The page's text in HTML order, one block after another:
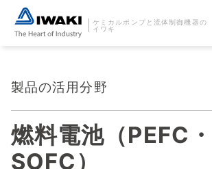
ケミカルポンプと流体制御機器の
イワキ
製品の活用分野
燃料電池（PEFC・
SOFC）